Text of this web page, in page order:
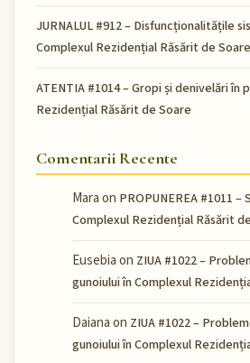
JURNALUL #912 – Disfuncționalitățile
Complexul Rezidențial Răsărit de Soare
ATENTIA #1014 – Gropi și denivelări în
Rezidențial Răsărit de Soare
Comentarii Recente
Maraon PROPUNEREA #1011
Complexul Rezidențial Răsărit
Eusebiaon ZIUA #1022 –
gunoiului în Complexul
Daianaon ZIUA #1022 –
gunoiului în Complexul